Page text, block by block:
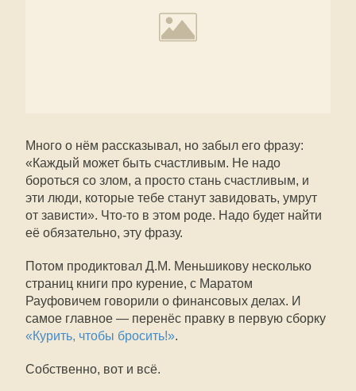
Много о нём рассказывал, но забыл его фразу:
«Каждый может быть счастливым. Не надо
бороться со злом, а просто стань счастливым, и
эти люди, которые тебе станут завидовать, умрут
от зависти». Что-то в этом роде. Надо будет найти
её обязательно, эту фразу.
Потом продиктовал Д.М. Меньшикову несколько
страниц книги про курение, с Маратом
Рауфовичем говорили о финансовых делах. И
самое главное — перенёс правку в первую сборку
«Курить, чтобы бросить!».
Собственно, вот и всё.